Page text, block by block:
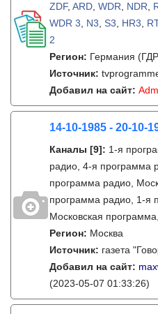
ZDF, ARD WDR NDR
WDR 3
N3 S3 HR3
2
Регион: Германия
Источник:
Добавил на сайт:
14-10-1985 - 20-10-
Каналы [9]: 1-я
радио, 4-я программа
программа радио,
программа радио, 1-я
Московская
Регион: Москва
Источник: газета
Добавил на сайт:
(2023-05-07 01:33:26)